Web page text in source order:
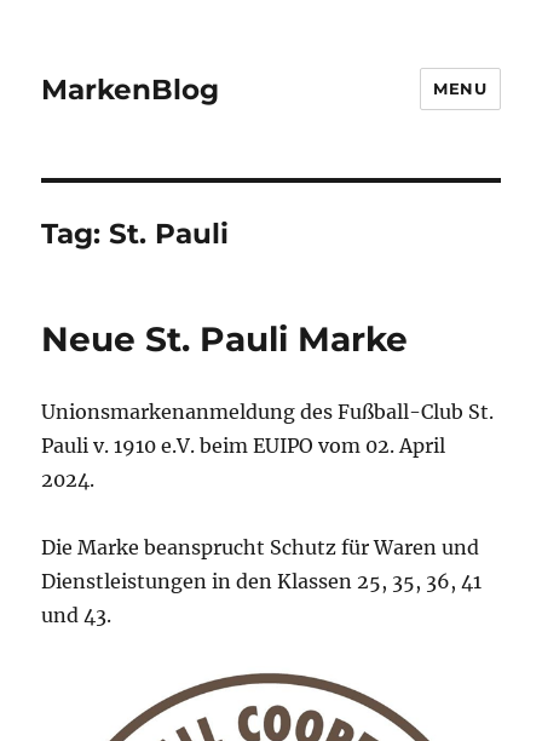
MarkenBlog MENU
Tag:St. Pauli
Neue St. Pauli Marke
Unionsmarkenanmeldung des Fußball-Club St.
Pauli v. 1910 e.V. beim EUIPO vom 02. April
2024.
Die Marke beansprucht Schutz für Waren und
Dienstleistungen in den Klassen 25, 35, 36, 41
und 43.